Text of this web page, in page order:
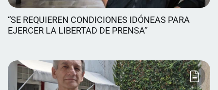
“SE REQUIEREN CONDICIONES IDÓNEAS PARA
EJERCER LA LIBERTAD DE PRENSA”